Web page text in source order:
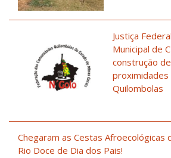
Justiça
Municipal de
construção
proximidades
Quilombolas
Chegaram as Cestas Afroecológicas
Rio Doce de Dia dos Pais!